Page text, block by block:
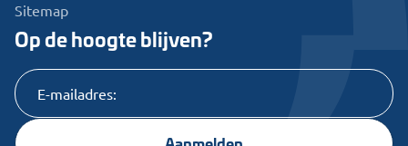
Sitemap
Op de hoogte blijven?